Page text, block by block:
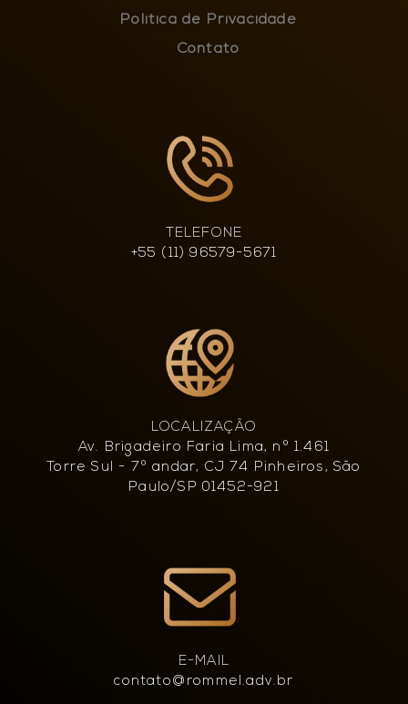
Política de Privacidade
Contato
TELEFONE
+55 (11) 96579-5671
LOCALIZAÇÃO
Av. Brigadeiro Faria Lima, nº 1.461
Torre Sul - 7º andar, CJ 74 Pinheiros, São
Paulo/SP 01452-921
E-MAIL
contato@rommel.adv.br